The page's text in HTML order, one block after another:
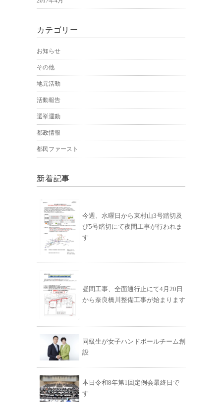
カテゴリー
お知らせ
その他
地元活動
活動報告
選挙運動
都政情報
都民ファースト
新着記事
今週、水曜日から東村山3号踏切及
び5号踏切にて夜間工事が行われま
す
昼間工事、全面通行止にて4月20日
から奈良橋川整備工事が始まります
同級生が女子ハンドボールチーム創
設
本日令和8年第1回定例会最終日で
す